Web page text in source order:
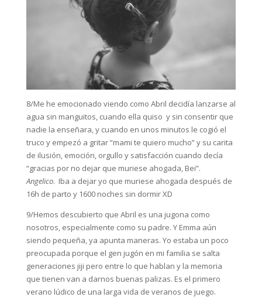
8/Me he emocionado viendo como Abril decidía lanzarse al
agua sin manguitos, cuando ella quiso y sin consentir que
nadie la enseñara, y cuando en unos minutos le cogió el
truco y empezó a gritar “mami te quiero mucho” y su carita
de ilusión, emoción, orgullo y satisfacción cuando decía
“gracias por no dejar que muriese ahogada, Bei”.
Angelico. Iba a dejar yo que muriese ahogada después de
16h de parto y 1600 noches sin dormir XD
9/Hemos descubierto que Abril es una jugona como
nosotros, especialmente como su padre. Y Emma aún
siendo pequeña, ya apunta maneras. Yo estaba un poco
preocupada porque el gen jugón en mi familia se salta
generaciones jiji pero entre lo que hablan y la memoria
que tienen van a darnos buenas palizas. Es el primero
verano lúdico de una larga vida de veranos de juego.